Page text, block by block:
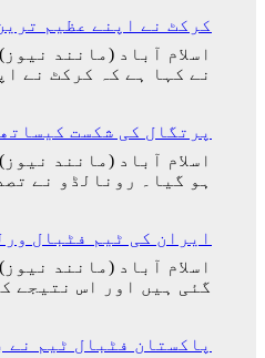
کرکٹ نے اپنے عظیم
اسلام آباد (مانند
نے کہا ہے کہ کرکٹ نے
پرتگال کی شکست
ہو گیا۔ رونالڈو نے
ایران کی ٹیم فٹبال
گئی ہیں اور اس نتیجے کے
پاکستان فٹبال ٹیم نے